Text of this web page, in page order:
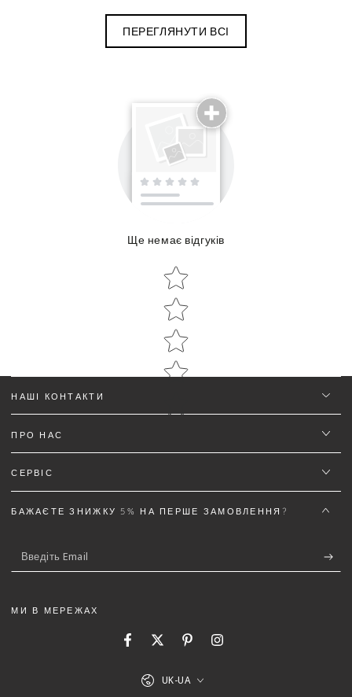
ПЕРЕГЛЯНУТИ ВСІ
Поділиться досвідом використання
Star rating
Ім'я *
Текст відгуку (не менш 50 символів)
Ще немає відгуків
Star rating
НАШІ КОНТАКТИ
ПРО НАС
СЕРВІС
БАЖАЄТЕ ЗНИЖКУ 5% НА ПЕРШЕ ЗАМОВЛЕННЯ?
Введіть
Email
МИ В МЕРЕЖАХ
FacebookTwitterPinterestInstagram
Мова
UK-UA